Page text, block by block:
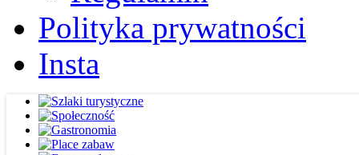
Polityka prywatności
Insta